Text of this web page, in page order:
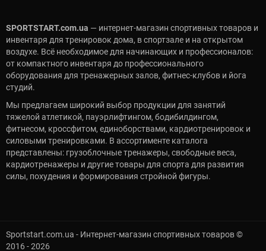
SPORTSTART.com.ua — интернет-магазин спортивных товаров и
инвентаря для тренировок дома, в спортзале и на открытом
воздухе. Всё необходимое для начинающих и профессионалов:
от компактного инвентаря до профессионального
оборудования для тренажерных залов, фитнес-клубов и йога
студий.
Мы предлагаем широкий выбор продукции для занятий
тяжелой атлетикой, пауэрлифтингом, бодибилдингом,
фитнесом, кроссфитом, единоборствами, кардиотренировок и
силовыми тренировками. В ассортименте каталога
представлены: грузоблочные тренажеры, свободные веса,
кардиотренажеры и другие товары для спорта для развития
силы, похудения и формирования стройной фигуры.
Sportstart.com.ua - Интернет-магазин спортивных товаров ©
2016 - 2026